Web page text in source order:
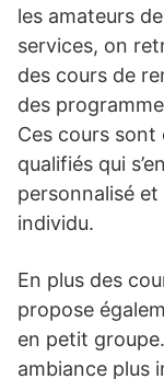
les amateurs
services, on
des cours de
des
Ces cours sont
qualifiés qui
personnalisé
individu.
En plus des
propose
en petit
ambiance plus